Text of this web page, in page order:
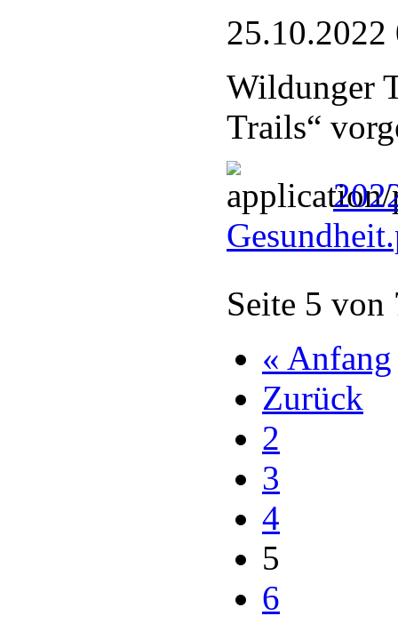
25.10.2022
Wildunger
Trails“
Seite 5 von
« Anfang
Zurück
2
3
4
5
6